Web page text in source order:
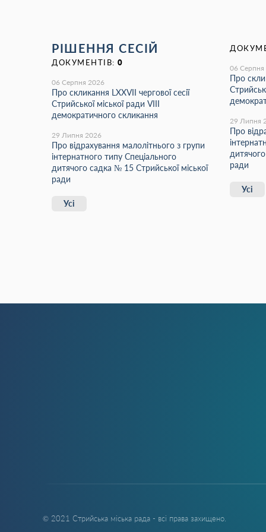
РІШЕННЯ СЕСІЙ
ДОКУМЕНТІВ: 0
06 Серпня 2026
Про скликання LХХVІІ чергової сесії
Стрийської міської ради VIII
демократичного скликання
29 Липня 2026
Про відрахування малолітнього з групи
інтернатного типу Спеціального
дитячого садка № 15 Стрийської міської
ради
Усі
06 Серпня
Про
29 Липня
Про
ради
Усі
© 2021 Стрийська міська рада - всі права захищено.